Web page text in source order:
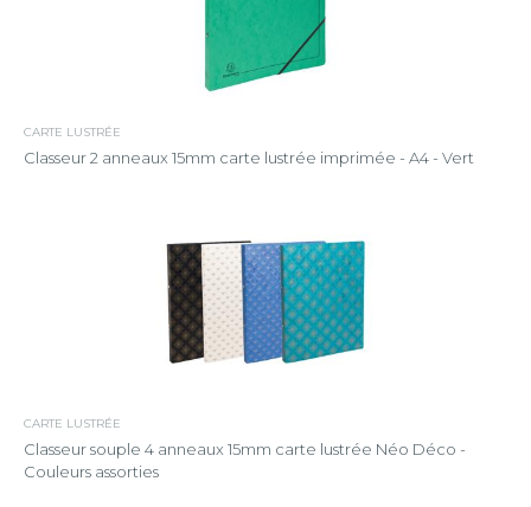
CARTE LUSTRÉE
Classeur 2 anneaux 15mm carte lustrée imprimée - A4 - Vert
CARTE LUSTRÉE
Classeur souple 4 anneaux 15mm carte lustrée Néo Déco -
Couleurs assorties